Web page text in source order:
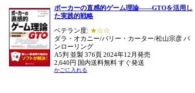
ポーカーの直感的ゲーム理論――GTOを活用し
た実践的戦略
ベテラン度: ★☆☆
ダラ・オカニー/バリー・カーター/松山宗彦 パ
ンローリング
A5判 並製 376頁2024年12月発売
2,640円 国内送料無料 すぐ発送
かごに入れる